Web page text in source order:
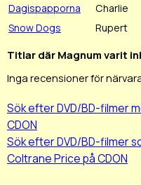
Dagispapporna
Charlie
Snow Dogs
Rupert
Titlar där Magnum varit
Inga recensioner för
Sök efter DVD/BD-filmer
CDON
Sök efter DVD/BD-filmer
Coltrane Price på CDON